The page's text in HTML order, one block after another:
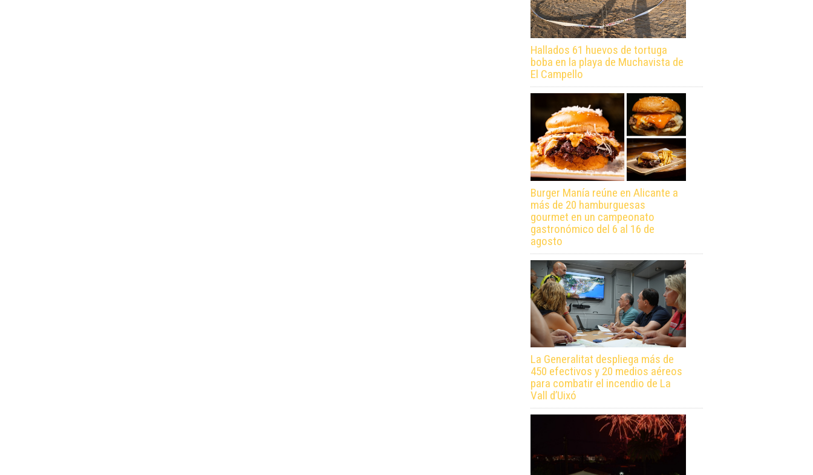
Hallados 61 huevos de tortuga
boba en la playa de Muchavista de
El Campello
Burger Manía reúne en Alicante a
más de 20 hamburguesas
gourmet en un campeonato
gastronómico del 6 al 16 de
agosto
La Generalitat despliega más de
450 efectivos y 20 medios aéreos
para combatir el incendio de La
Vall d’Uixó